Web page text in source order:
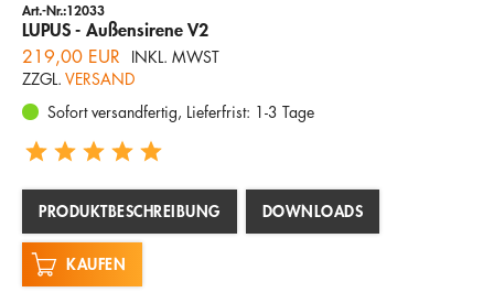
Art.-Nr.:12033
LUPUS - Außensirene V2
219,00 EUR
INKL. MWST
ZZGL. VERSAND
Sofort versandfertig, Lieferfrist: 1-3 Tage
PRODUKTBESCHREIBUNG DOWNLOADS
KAUFEN